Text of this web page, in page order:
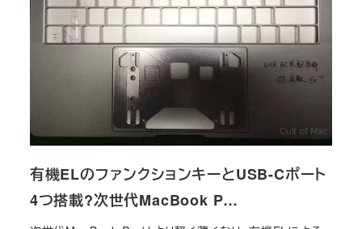
有機ELのファンクションキーとUSB-Cポート
4つ搭載?次世代MacBook P…